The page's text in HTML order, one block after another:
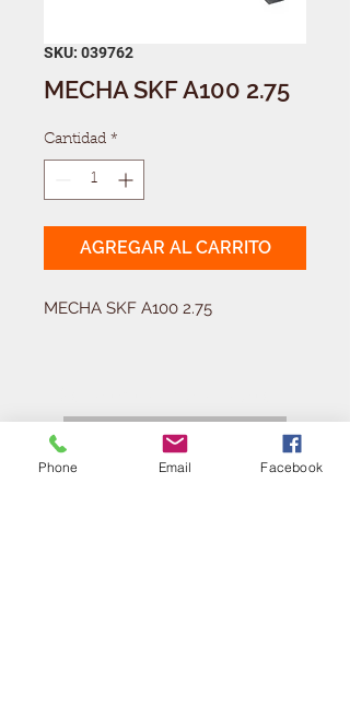
SKU: 039762
MECHA SKF A100 2.75
Cantidad *
AGREGAR AL CARRITO
MECHA SKF A100 2.75
¿Necesitas equipar tu
ferretería?
Phone Email Facebook